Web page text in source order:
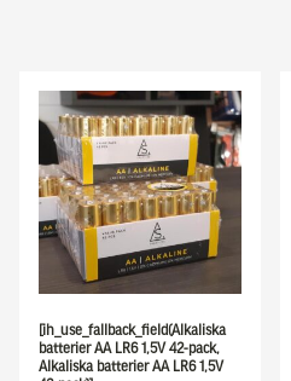
[ih_use_fallback_field(Alkaliska
batterier AA LR6 1,5V 42-pack,
Alkaliska batterier AA LR6 1,5V